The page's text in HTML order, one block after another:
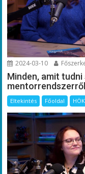
2024-03-10
Minden, amit
Eltekintés Főoldal HÖK